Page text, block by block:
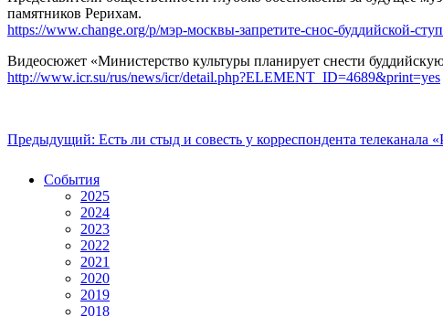
памятников Рерихам.
https://www.change.org/p/мэр-москвы-запретите-снос-буддийской-
Видеосюжет «Министерство культуры планирует снести
http://www.icr.su/rus/news/icr/detail.php?ELEMENT_ID=4689&print=yes
Предыдущий: Есть ли стыд и совесть у корреспондента телеканала
События
2025
2024
2023
2022
2021
2020
2019
2018